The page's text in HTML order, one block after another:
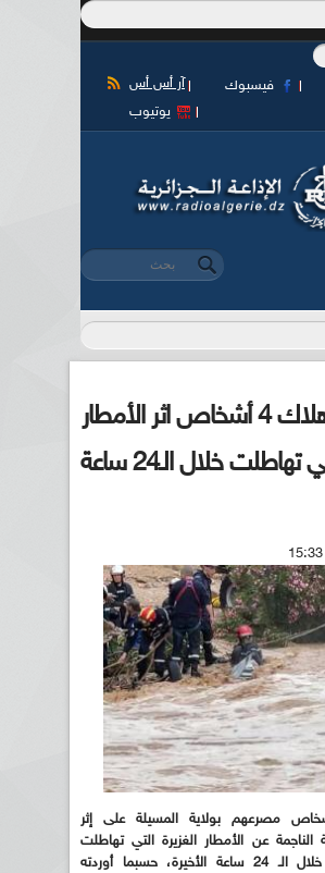
آر أس أس فيسبوك
يوتيوب
استمارة البحث
‏بحث ‏
المسيلة:هلاك 4 أشخاص اثر الأمطار
الغزيرة التي تهاطلت خلال الـ24 ساعة
مصرعهم بولاية المسيلة على إثر
الناجمة عن الأمطار الغزيرة التي تهاطلت
على المنطقة خلال الـ 24 ساعة الأخيرة، حسبما أوردته